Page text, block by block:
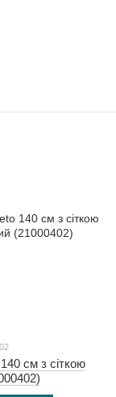
см з сіткою